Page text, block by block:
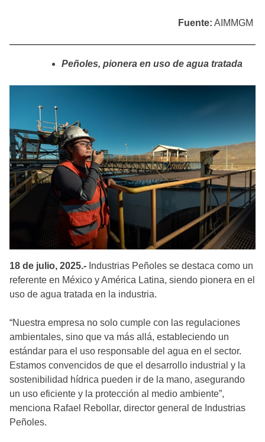
Fuente: AIMMGM
Peñoles, pionera en uso de agua tratada
18 de julio, 2025.- Industrias Peñoles se destaca como un
referente en México y América Latina, siendo pionera en el
uso de agua tratada en la industria.
“Nuestra empresa no solo cumple con las regulaciones
ambientales, sino que va más allá, estableciendo un
estándar para el uso responsable del agua en el sector.
Estamos convencidos de que el desarrollo industrial y la
sostenibilidad hídrica pueden ir de la mano, asegurando
un uso eficiente y la protección al medio ambiente”,
menciona Rafael Rebollar, director general de Industrias
Peñoles.